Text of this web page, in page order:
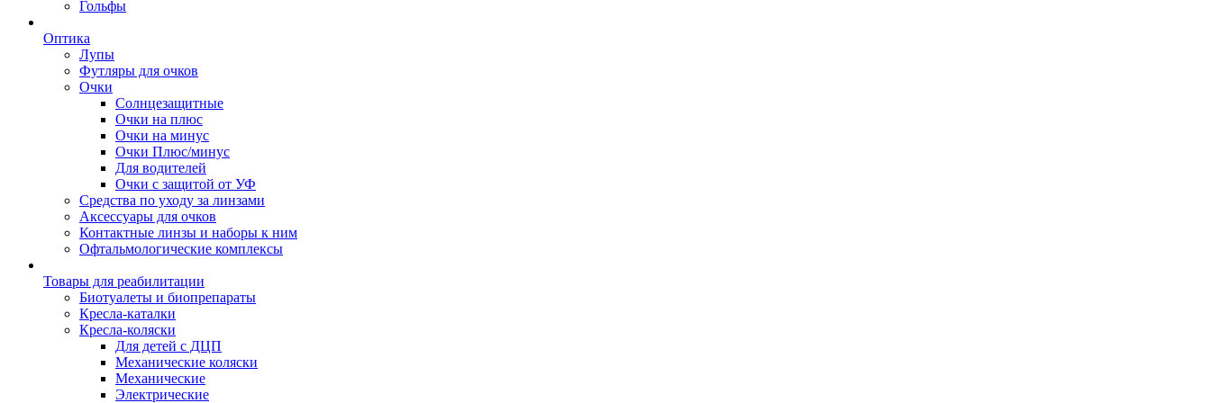
Гольфы
Оптика
Лупы
Футляры для очков
Очки
Солнцезащитные
Очки на плюс
Очки на минус
Очки Плюс/минус
Для водителей
Очки с защитой от УФ
Средства по уходу за линзами
Аксессуары для очков
Контактные линзы и наборы к ним
Офтальмологические комплексы
Товары для реабилитации
Биотуалеты и биопрепараты
Кресла-каталки
Кресла-коляски
Для детей с ДЦП
Механические коляски
Механические
Электрические